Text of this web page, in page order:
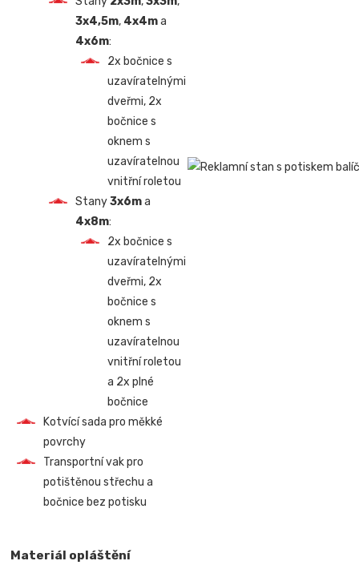
3x4,5m, 4x4ma
4x6m:
2x bočnice s
uzavíratelnými
dveřmi, 2x
bočnice s
oknem s
uzavíratelnou
vnitřní roletou
Stany3x6ma
4x8m:
2x bočnice s
uzavíratelnými
dveřmi, 2x
bočnice s
oknem s
uzavíratelnou
vnitřní roletou
a 2x plné
bočnice
Kotvící sada pro měkké
povrchy
Transportní vak pro
potištěnou střechu a
bočnice bez potisku
Materiál opláštění